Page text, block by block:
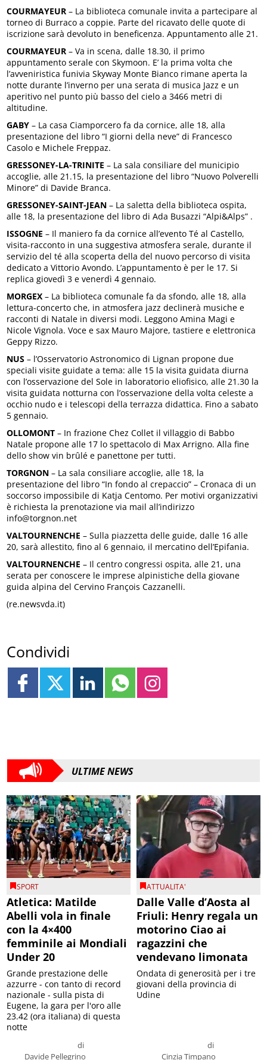
COURMAYEUR – La biblioteca comunale invita a partecipare al
torneo di Burraco a coppie. Parte del ricavato delle quote di
iscrizione sarà devoluto in beneficenza. Appuntamento alle 21.
COURMAYEUR – Va in scena, dalle 18.30, il primo
appuntamento serale con Skymoon. E’ la prima volta che
l’avveniristica funivia Skyway Monte Bianco rimane aperta la
notte durante l’inverno per una serata di musica Jazz e un
aperitivo nel punto più basso del cielo a 3466 metri di
altitudine.
GABY – La casa Ciamporcero fa da cornice, alle 18, alla
presentazione del libro “I giorni della neve” di Francesco
Casolo e Michele Freppaz.
GRESSONEY-LA-TRINITE – La sala consiliare del municipio
accoglie, alle 21.15, la presentazione del libro “Nuovo Polverelli
Minore” di Davide Branca.
GRESSONEY-SAINT-JEAN – La saletta della biblioteca ospita,
alle 18, la presentazione del libro di Ada Busazzi “Alpi&Alps” .
ISSOGNE – Il maniero fa da cornice all’evento Té al Castello,
visita-racconto in una suggestiva atmosfera serale, durante il
servizio del té alla scoperta della del nuovo percorso di visita
dedicato a Vittorio Avondo. L’appuntamento è per le 17. Si
replica giovedì 3 e venerdì 4 gennaio.
MORGEX – La biblioteca comunale fa da sfondo, alle 18, alla
lettura-concerto che, in atmosfera jazz declinerà musiche e
racconti di Natale in diversi modi. Leggono Amina Magi e
Nicole Vignola. Voce e sax Mauro Majore, tastiere e elettronica
Geppy Rizzo.
NUS – l’Osservatorio Astronomico di Lignan propone due
speciali visite guidate a tema: alle 15 la visita guidata diurna
con l’osservazione del Sole in laboratorio eliofisico, alle 21.30 la
visita guidata notturna con l’osservazione della volta celeste a
occhio nudo e i telescopi della terrazza didattica. Fino a sabato
5 gennaio.
OLLOMONT – In frazione Chez Collet il villaggio di Babbo
Natale propone alle 17 lo spettacolo di Max Arrigno. Alla fine
dello show vin brûlé e panettone per tutti.
TORGNON – La sala consiliare accoglie, alle 18, la
presentazione del libro “In fondo al crepaccio” – Cronaca di un
soccorso impossibile di Katja Centomo. Per motivi organizzativi
è richiesta la prenotazione via mail all’indirizzo
info@torgnon.net
VALTOURNENCHE – Sulla piazzetta delle guide, dalle 16 alle
20, sarà allestito, fino al 6 gennaio, il mercatino dell’Epifania.
VALTOURNENCHE – Il centro congressi ospita, alle 21, una
serata per conoscere le imprese alpinistiche della giovane
guida alpina del Cervino François Cazzanelli.
(re.newsvda.it)
Condividi
ULTIME NEWS
SPORT
Atletica: Matilde
Abelli vola in finale
con la 4×400
femminile ai Mondiali
Under 20
di
Davide Pellegrino
Grande prestazione delle
azzurre - con tanto di record
nazionale - sulla pista di
Eugene, la gara per l'oro alle
23.42 (ora italiana) di questa
notte
ATTUALITA'
Dalle Valle d’Aosta al
Friuli: Henry regala un
motorino Ciao ai
ragazzini che
vendevano limonata
di
Cinzia Timpano
Ondata di generosità per i tre
giovani della provincia di
Udine